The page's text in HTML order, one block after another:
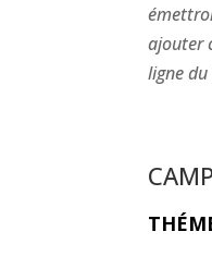
ajouter
ligne du